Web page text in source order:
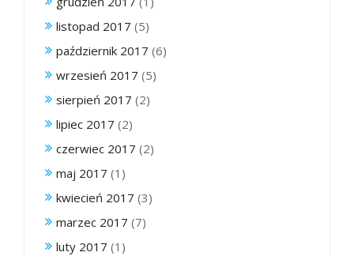
listopad 2017 (5)
październik 2017 (6)
wrzesień 2017 (5)
sierpień 2017 (2)
lipiec 2017 (2)
czerwiec 2017 (2)
maj 2017 (1)
kwiecień 2017 (3)
marzec 2017 (7)
luty 2017 (1)